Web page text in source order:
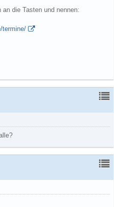
die Tasten und nennen:
termine/